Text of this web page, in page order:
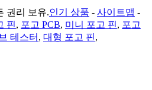
권리 보유.인기 상품 - 사이트맵 -
핀, 포고 PCB, 미니 포고 핀, 포고
테스터 , 대형 포고 핀,